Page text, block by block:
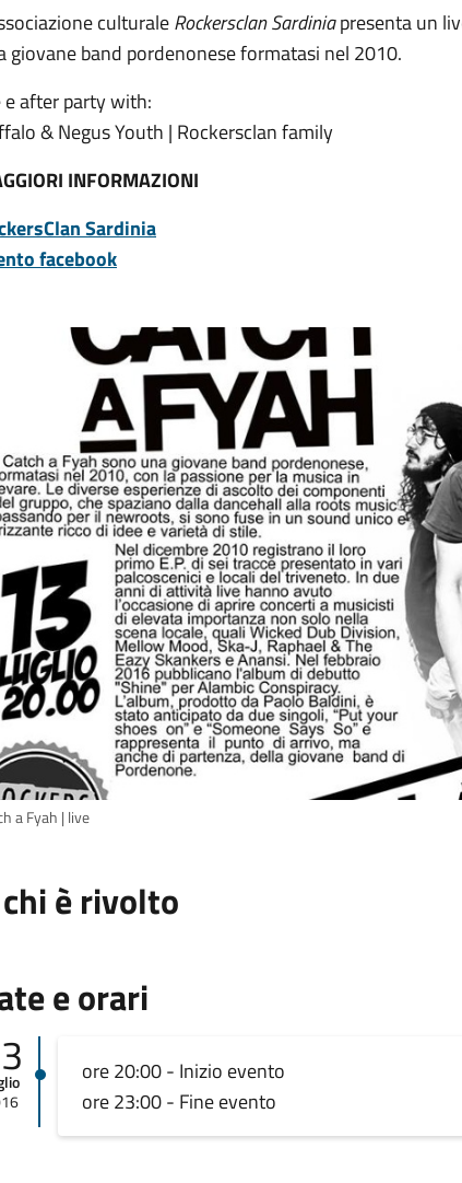
culturaleRockersclan Sardiniapresenta un
giovane band pordenonese formatasi nel 2010.
e after party with:
& Negus Youth | Rockersclan family
INFORMAZIONI
Sardinia
facebook
a Fyah | live
è rivolto
e orari
ore 20:00 - Inizio evento
ore 23:00 - Fine evento